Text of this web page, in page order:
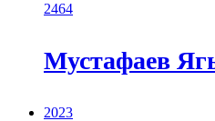
2464
Мустафаев
2023